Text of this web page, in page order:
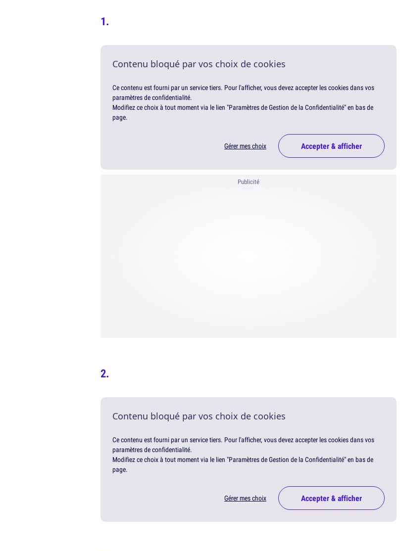
Contenu bloqué par vos choix de cookies
Ce contenu est fourni par un service tiers. Pour l'afficher, vous devez accepter les cookies dans vos
paramètres de confidentialité.
Modifiez ce choix à tout moment via le lien "Paramètres de Gestion de la Confidentialité" en bas de
page.
Gérer mes choix Accepter & afficher
Publicité
Contenu bloqué par vos choix de cookies
Ce contenu est fourni par un service tiers. Pour l'afficher, vous devez accepter les cookies dans vos
paramètres de confidentialité.
Modifiez ce choix à tout moment via le lien "Paramètres de Gestion de la Confidentialité" en bas de
page.
Gérer mes choix Accepter & afficher